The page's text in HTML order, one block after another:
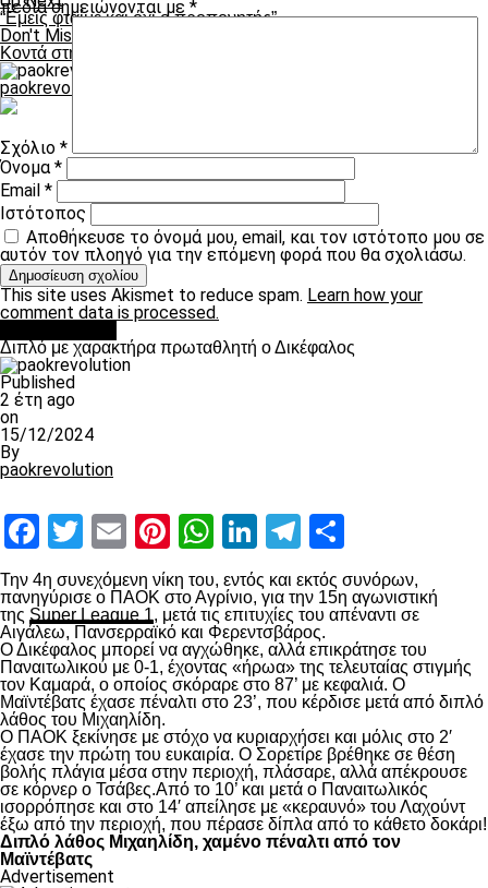
“Εμείς φταίμε και όχι ο προπονητής”
Don't Miss
Κοντά στην έξοδο ο Αναστασιάδης
paokrevolution
πεδία σημειώνονται με *
Σχόλιο *
Όνομα*
Email *
Ιστότοπος
Αποθήκευσε το όνομά μου, email, και τον ιστότοπο μου σε
αυτόν τον πλοηγό για την επόμενη φορά που θα σχολιάσω.
This site uses Akismet to reduce spam. Learn how your
comment data is processed.
Διπλό με χαρακτήρα πρωταθλητή ο Δικέφαλος
Published
2 έτη ago
on
15/12/2024
By
paokrevolution
Facebook
Twitter
EmailPinterest
WhatsApp
LinkedIn
Telegram
Την 4η συνεχόμενη νίκη του, εντός και εκτός συνόρων,
πανηγύρισε ο ΠΑΟΚ στο Αγρίνιο, για την 15η αγωνιστική
της Super League 1, μετά τις επιτυχίες του απέναντι σε
Αιγάλεω, Πανσερραϊκό και Φερεντσβάρος.
Ο Δικέφαλος μπορεί να αγχώθηκε, αλλά επικράτησε του
Παναιτωλικού με 0-1, έχοντας «ήρωα» της τελευταίας στιγμής
τον Καμαρά, ο οποίος σκόραρε στο 87’ με κεφαλιά. Ο
Μαϊντέβατς έχασε πέναλτι στο 23’, που κέρδισε μετά από διπλό
λάθος του Μιχαηλίδη.
Ο ΠΑΟΚ ξεκίνησε με στόχο να κυριαρχήσει και μόλις στο 2′
έχασε την πρώτη του ευκαιρία. Ο Σορετίρε βρέθηκε σε θέση
βολής πλάγια μέσα στην περιοχή, πλάσαρε, αλλά απέκρουσε
σε κόρνερ ο Τσάβες.Από το 10’ και μετά ο Παναιτωλικός
ισορρόπησε και στο 14′ απείλησε με «κεραυνό» του Λαχούντ
έξω από την περιοχή, που πέρασε δίπλα από το κάθετο δοκάρι!
Διπλό λάθος Μιχαηλίδη, χαμένο πέναλτι από τον
Μαϊντέβατς
Advertisement